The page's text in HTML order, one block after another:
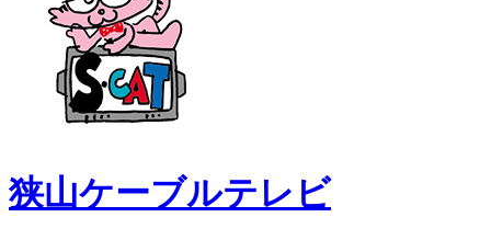
狭山ケーブルテレビ